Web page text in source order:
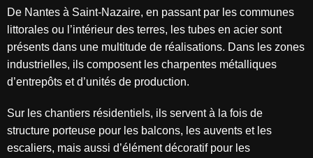
De Nantes à Saint-Nazaire, en passant par les communes
littorales ou l’intérieur des terres, les tubes en acier sont
présents dans une multitude de réalisations. Dans les zones
industrielles, ils composent les charpentes métalliques
d’entrepôts et d’unités de production.
Sur les chantiers résidentiels, ils servent à la fois de
structure porteuse pour les balcons, les auvents et les
escaliers, mais aussi d’élément décoratif pour les